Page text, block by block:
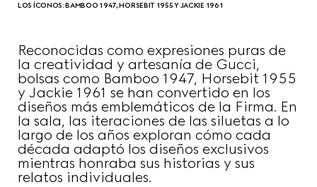
LOS ÍCONOS: BAMBOO 1947, HORSEBIT 1955 Y JACKIE 1961
Reconocidas como expresiones puras de
la creatividad y artesanía de Gucci,
bolsas como Bamboo 1947, Horsebit 1955
y Jackie 1961 se han convertido en los
diseños más emblemáticos de la Firma. En
la sala, las iteraciones de las siluetas a lo
largo de los años exploran cómo cada
década adaptó los diseños exclusivos
mientras honraba sus historias y sus
relatos individuales.